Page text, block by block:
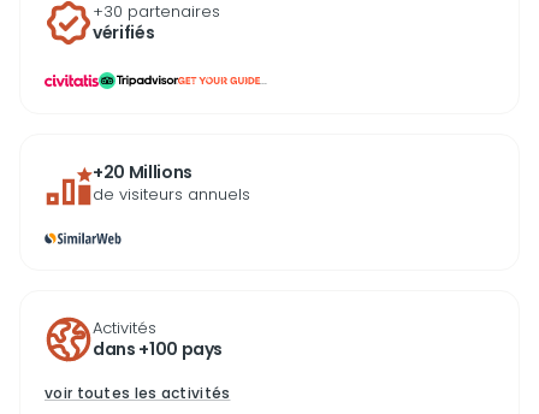
explorer cette ville
fascinante.
+30 partenaires
vérifiés
...
+20 Millions
de visiteurs annuels
Activités
dans +100 pays
voir toutes les activités